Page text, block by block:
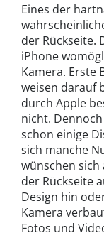
Eines der
der Rückseite.
iPhone
Kamera. Erste
weisen darauf
durch Apple
nicht.
schon einige
sich manche
wünschen
der Rückseite
Design hin
Kamera
Fotos und